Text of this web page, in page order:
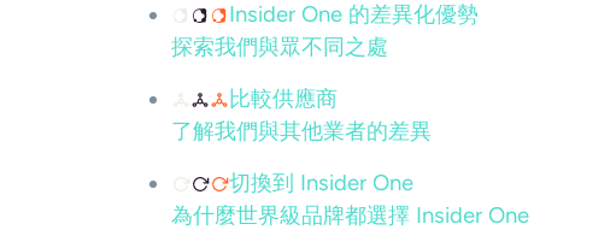
Insider One 的差異化優勢
探索我們與眾不同之處
比較供應商
了解我們與其他業者的差異
切換到 Insider One
為什麼世界級品牌都選擇 Insider One